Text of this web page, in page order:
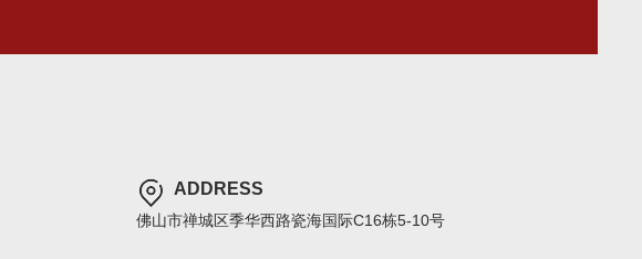
ADDRESS
佛山市禅城区季华西路瓷海国际C16栋5-10号